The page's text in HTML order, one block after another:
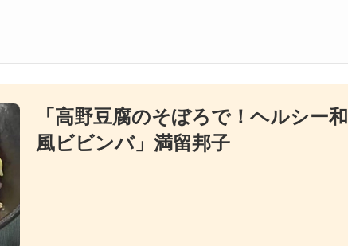
「高野豆腐のそぼろで！ヘルシー和
風ビビンバ」満留邦子